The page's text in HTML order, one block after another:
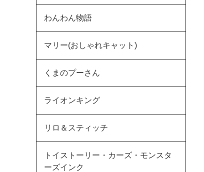
わんわん物語
マリー(おしゃれキャット)
くまのプーさん
ライオンキング
リロ＆スティッチ
トイストーリー・カーズ・モンスタ
ーズインク